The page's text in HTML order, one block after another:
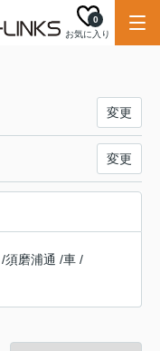
お気に入り
0
変更
変更
/須磨浦通 /車 /